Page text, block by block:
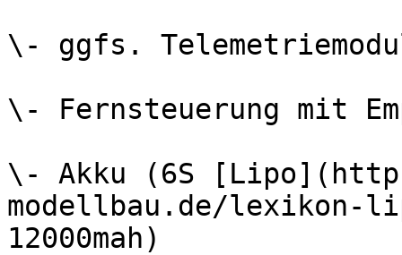
\- ggfs.
\- Fernsteuerung mit
\- Akku (6S
modellbau.de/lexikon-
12000mah)